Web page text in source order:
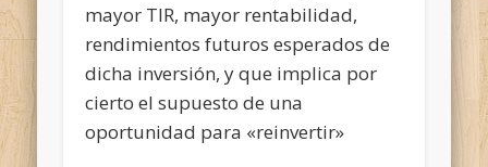
mayor TIR, mayor rentabilidad,
rendimientos futuros esperados de
dicha inversión, y que implica por
cierto el supuesto de una
oportunidad para «reinvertir»